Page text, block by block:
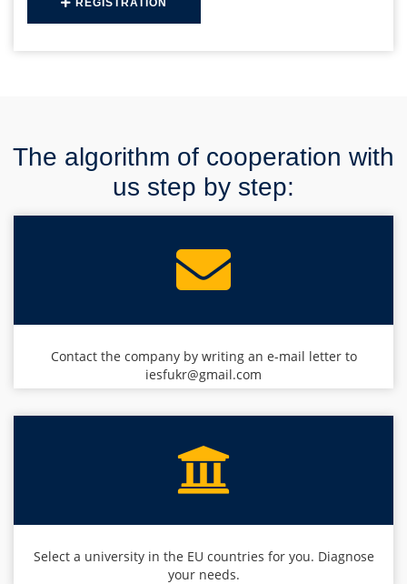
The algorithm of cooperation with
us step by step:
Contact the company by writing an e-mail letter to
iesfukr@gmail.com
Select a university in the EU countries for you. Diagnose
your needs.